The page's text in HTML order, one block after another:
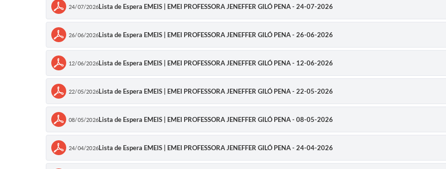
24/07/2026Lista de Espera EMEIS | EMEI PROFESSORA JENEFFER GILÓ PENA - 24-07-2026
26/06/2026Lista de Espera EMEIS | EMEI PROFESSORA JENEFFER GILÓ PENA - 26-06-2026
12/06/2026Lista de Espera EMEIS | EMEI PROFESSORA JENEFFER GILÓ PENA - 12-06-2026
22/05/2026Lista de Espera EMEIS | EMEI PROFESSORA JENEFFER GILÓ PENA - 22-05-2026
08/05/2026Lista de Espera EMEIS | EMEI PROFESSORA JENEFFER GILÓ PENA - 08-05-2026
24/04/2026Lista de Espera EMEIS | EMEI PROFESSORA JENEFFER GILÓ PENA - 24-04-2026